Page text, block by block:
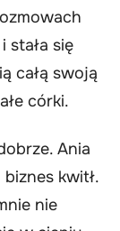
stała się
całą swoją
córki.
Ania
kwitł.
nie